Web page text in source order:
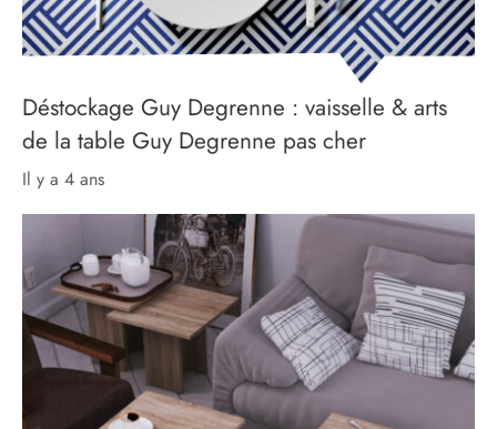
Déstockage Guy Degrenne : vaisselle & arts
de la table Guy Degrenne pas cher
il y a 4 ans